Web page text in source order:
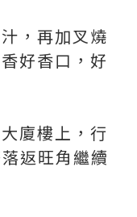
，再加叉燒
好香口，好
廈樓上，行
返旺角繼續